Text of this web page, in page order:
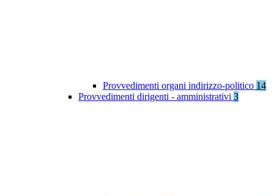
Provvedimenti organi indirizzo-politico 14
Provvedimenti dirigenti - amministrativi 3